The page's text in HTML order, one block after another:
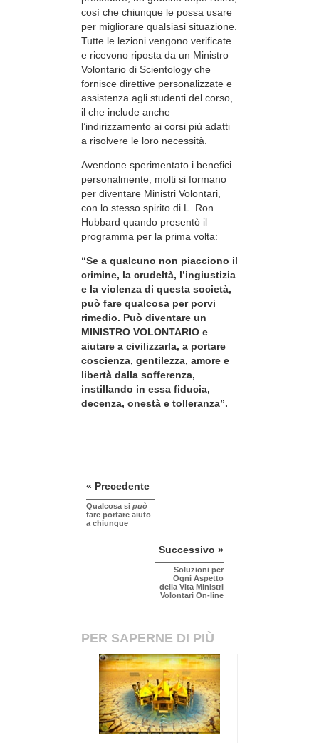
così che chiunque le possa usare
per migliorare qualsiasi situazione.
Tutte le lezioni vengono verificate
e ricevono riposta da un Ministro
Volontario di Scientology che
fornisce direttive personalizzate e
assistenza agli studenti del corso,
il che include anche
l’indirizzamento ai corsi più adatti
a risolvere le loro necessità.
Avendone sperimentato i benefici
personalmente, molti si formano
per diventare Ministri Volontari,
con lo stesso spirito di L. Ron
Hubbard quando presentò il
programma per la prima volta:
“Se a qualcuno non piacciono il
crimine, la crudeltà, l’ingiustizia
e la violenza di questa società,
può fare qualcosa per porvi
rimedio. Può diventare un
MINISTRO VOLONTARIO e
aiutare a civilizzarla, a portare
coscienza, gentilezza, amore e
libertà dalla sofferenza,
instillando in essa fiducia,
decenza, onestà e tolleranza”.
« Precedente
Qualcosa si può
fare portare aiuto
a chiunque
Successivo »
Soluzioni per
Ogni Aspetto
della Vita Ministri
Volontari On-line
PER SAPERNE DI PIÙ